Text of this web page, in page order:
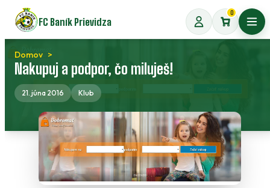
Preskočiť
na
obsah
FC Baník Prievidza
0
Domov
Nakupuj a podpor, čo miluješ!
21. júna 2016 Klub